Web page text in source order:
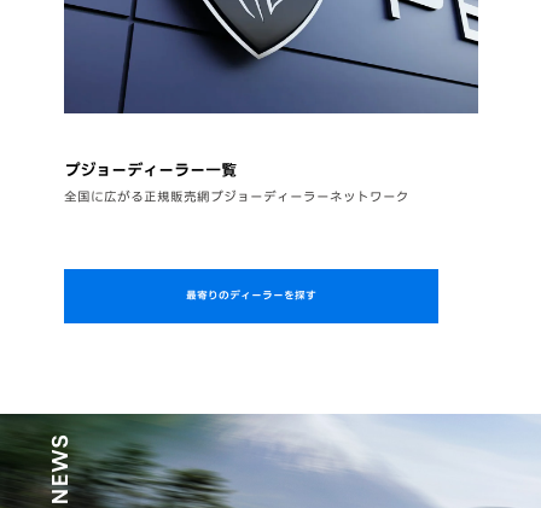
プジョーディーラー一覧
全国に広がる正規販売網プジョーディーラーネットワーク
最寄りのディーラーを探す
NEWS